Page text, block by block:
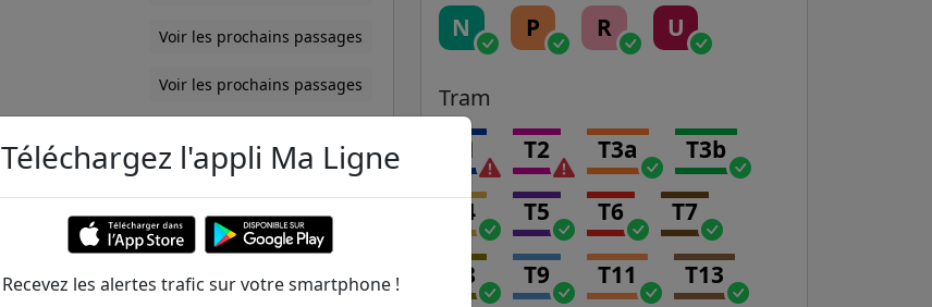
Voir les prochains passages
Voir les prochains passages
Voir les prochains passages
Voir les prochains passages
Voir les prochains passages
N P R U
Tram
T1 T2 T3a T3b
T4 T5 T6 T7
T8 T9 T11 T13
Téléchargez l'appli Ma Ligne
Recevez les alertes trafic sur votre smartphone !